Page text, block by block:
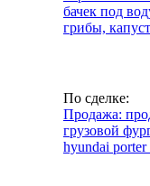
бачек под
грибы,
По сделке:
Продажа:
грузовой
hyundai porter